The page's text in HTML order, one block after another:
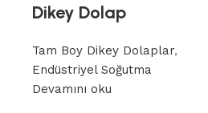
Dikey Dolap
Tam Boy Dikey Dolaplar,
Endüstriyel Soğutma
Devamını oku